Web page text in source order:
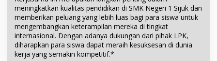
meningkatkan kualitas pendidikan di SMK Negeri 1 Sijuk dan
memberikan peluang yang lebih luas bagi para siswa untuk
mengembangkan keterampilan mereka di tingkat
internasional. Dengan adanya dukungan dari pihak LPK,
diharapkan para siswa dapat meraih kesuksesan di dunia
kerja yang semakin kompetitif.*